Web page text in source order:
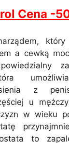
Cena -
a cewką
z
u
w wieku
to